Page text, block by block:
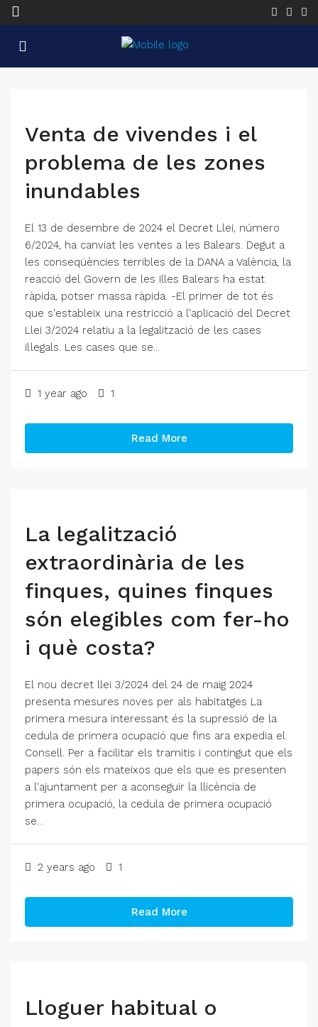
Venta de vivendes i el
problema de les zones
inundables
El 13 de desembre de 2024 el Decret Llei, número
6/2024, ha canviat les ventes a les Balears. Degut a
les conseqüències terribles de la DANA a València, la
reacció del Govern de les Illes Balears ha estat
ràpida, potser massa ràpida. -El primer de tot és
que s'estableix una restricció a l'aplicació del Decret
Llei 3/2024 relatiu a la legalització de les cases
il·legals. Les cases que se...
1 year ago 1
Read More
La legalització
extraordinària de les
finques, quines finques
són elegibles com fer-ho
i què costa?
El nou decret llei 3/2024 del 24 de maig 2024
presenta mesures noves per als habitatges La
primera mesura interessant és la supressió de la
cedula de primera ocupació que fins ara expedia el
Consell. Per a facilitar els tramitis i contingut que els
papers són els mateixos que els que es presenten
a l'ajuntament per a aconseguir la llicència de
primera ocupació, la cedula de primera ocupació
se...
2 years ago 1
Read More
Lloguer habitual o